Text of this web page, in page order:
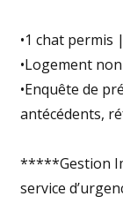
•1 chat
•Logement
•Enquête de
antécédents,
*****Gestion
service